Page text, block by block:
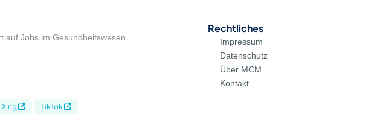
Jobs im Gesundheitswesen.
Xing TikTok
Rechtliches
Impressum
Datenschutz
Über MCM
Kontakt